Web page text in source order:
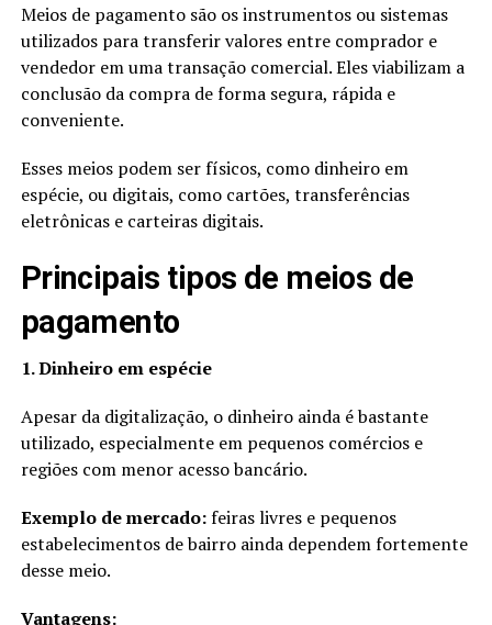
Meios de pagamento são os instrumentos ou sistemas
utilizados para transferir valores entre comprador e
vendedor em uma transação comercial. Eles viabilizam a
conclusão da compra de forma segura, rápida e
conveniente.
Esses meios podem ser físicos, como dinheiro em
espécie, ou digitais, como cartões, transferências
eletrônicas e carteiras digitais.
Principais tipos de meios de
pagamento
1. Dinheiro em espécie
Apesar da digitalização, o dinheiro ainda é bastante
utilizado, especialmente em pequenos comércios e
regiões com menor acesso bancário.
Exemplo de mercado:feiras livres e pequenos
estabelecimentos de bairro ainda dependem fortemente
desse meio.
Vantagens: